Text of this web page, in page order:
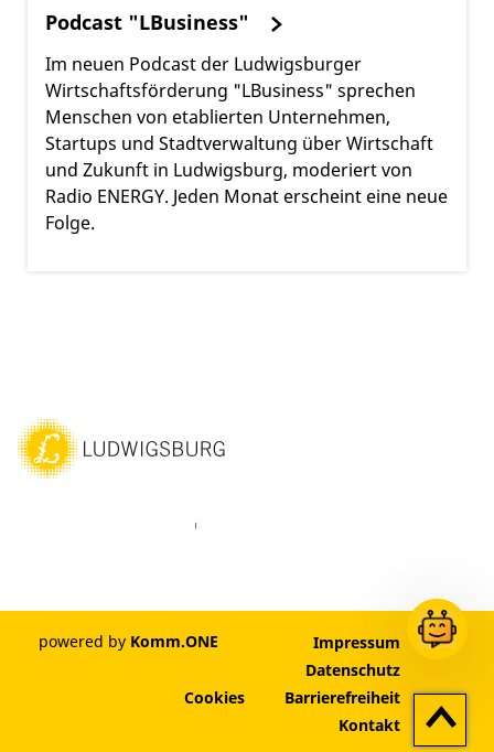
Podcast "LBusiness"
Im neuen Podcast der Ludwigsburger
Wirtschaftsförderung "LBusiness" sprechen
Menschen von etablierten Unternehmen,
Startups und Stadtverwaltung über Wirtschaft
und Zukunft in Ludwigsburg, moderiert von
Radio ENERGY. Jeden Monat erscheint eine neue
Folge.
LinkedIn
powered by Komm.ONE
Impressum
Datenschutz
Cookies
Barrierefreiheit
Kontakt
Zum